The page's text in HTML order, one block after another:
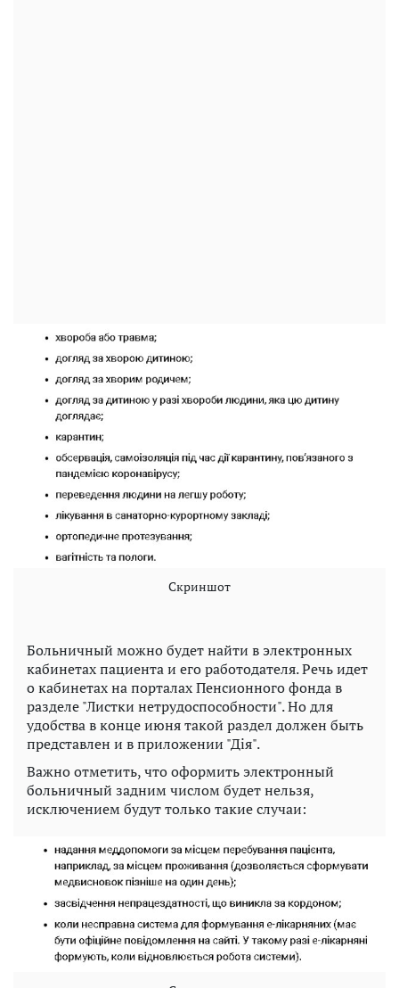
Скриншот
Больничный можно будет найти в электронных
кабинетах пациента и его работодателя. Речь идет
о кабинетах на порталах Пенсионного фонда в
разделе "Листки нетрудоспособности". Но для
удобства в конце июня такой раздел должен быть
представлен и в приложении "Дія".
Важно отметить, что оформить электронный
больничный задним числом будет нельзя,
исключением будут только такие случаи: